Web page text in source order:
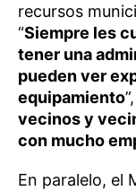
recursos
“Siempre les
tener una
pueden ver
equipamiento
vecinos y
con mucho
En paralelo, el